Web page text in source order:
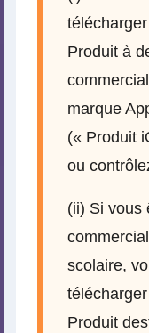
Produit à
marque
(« Produit
ou
(ii) Si vous
scolaire,
Produit